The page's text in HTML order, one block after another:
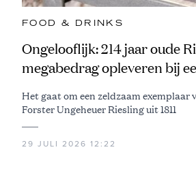
FOOD & DRINKS
Ongelooflijk: 214 jaar oude
megabedrag opleveren bij
Het gaat om een zeldzaam exemplaar
Forster Ungeheuer Riesling uit 1811
29 JULI 2026 12:22